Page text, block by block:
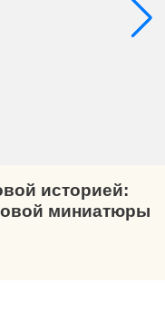
историей:
миниатюры